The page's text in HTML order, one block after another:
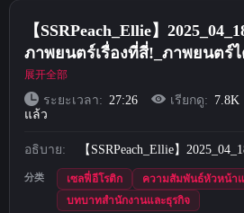
Short Videos
ลงทะเบียน
【SSRPeach_Ellie】
ภาพยนตร์เรื่องที่สี่!_ภาพยนตร์
เผยโฉมใบหน้าของเธอ_เจ้านา
展开全部
ระยะเวลา: 27:26 เรียกดู: 7.8K
แล้ว
อธิบาย: 【SSRPeach_Ellie】
分类 เซลฟี่อีโรติก
ความสัมพันธ์หัวหน้า
บทบาทสำนักงานและธุรกิจ